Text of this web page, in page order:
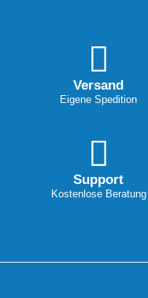
Versand
Eigene Spedition
Support
Kostenlose Beratung